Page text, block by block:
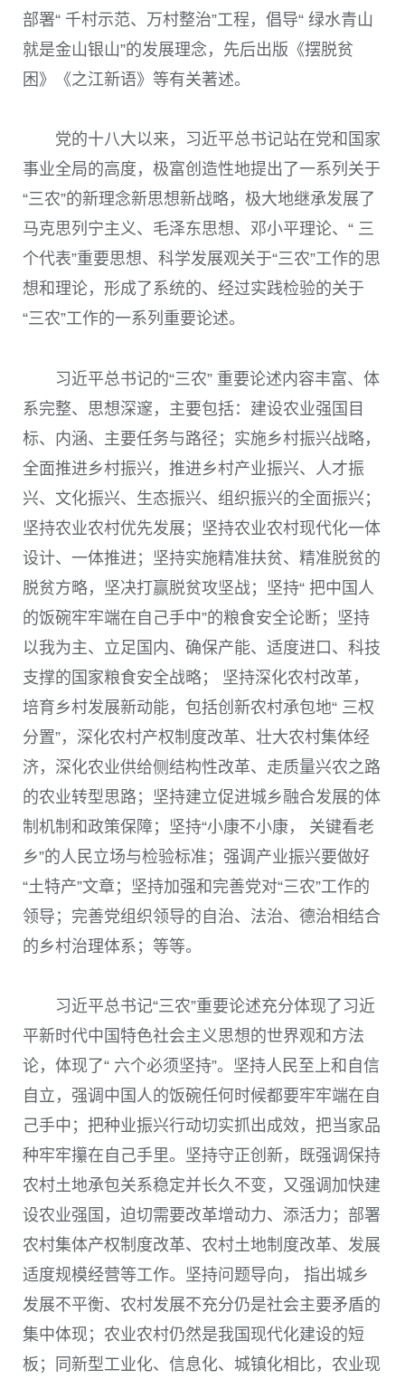
部署“ 千村示范、万村整治”工程，倡导“ 绿水青山
就是金山银山”的发展理念，先后出版《摆脱贫
困》《之江新语》等有关著述。
党的十八大以来，习近平总书记站在党和国家
事业全局的高度，极富创造性地提出了一系列关于
“三农”的新理念新思想新战略，极大地继承发展了
马克思列宁主义、毛泽东思想、邓小平理论、“ 三
个代表”重要思想、科学发展观关于“三农”工作的思
想和理论，形成了系统的、经过实践检验的关于
“三农”工作的一系列重要论述。
习近平总书记的“三农” 重要论述内容丰富、体
系完整、思想深邃，主要包括：建设农业强国目
标、内涵、主要任务与路径；实施乡村振兴战略，
全面推进乡村振兴，推进乡村产业振兴、人才振
兴、文化振兴、生态振兴、组织振兴的全面振兴；
坚持农业农村优先发展；坚持农业农村现代化一体
设计、一体推进；坚持实施精准扶贫、精准脱贫的
脱贫方略，坚决打赢脱贫攻坚战；坚持“ 把中国人
的饭碗牢牢端在自己手中”的粮食安全论断；坚持
以我为主、立足国内、确保产能、适度进口、科技
支撑的国家粮食安全战略； 坚持深化农村改革，
培育乡村发展新动能，包括创新农村承包地“ 三权
分置”，深化农村产权制度改革、壮大农村集体经
济，深化农业供给侧结构性改革、走质量兴农之路
的农业转型思路；坚持建立促进城乡融合发展的体
制机制和政策保障；坚持“小康不小康， 关键看老
乡”的人民立场与检验标准；强调产业振兴要做好
“土特产”文章；坚持加强和完善党对“三农”工作的
领导；完善党组织领导的自治、法治、德治相结合
的乡村治理体系；等等。
习近平总书记“三农”重要论述充分体现了习近
平新时代中国特色社会主义思想的世界观和方法
论，体现了“ 六个必须坚持”。坚持人民至上和自信
自立，强调中国人的饭碗任何时候都要牢牢端在自
己手中；把种业振兴行动切实抓出成效，把当家品
种牢牢攥在自己手里。坚持守正创新，既强调保持
农村土地承包关系稳定并长久不变，又强调加快建
设农业强国，迫切需要改革增动力、添活力；部署
农村集体产权制度改革、农村土地制度改革、发展
适度规模经营等工作。坚持问题导向， 指出城乡
发展不平衡、农村发展不充分仍是社会主要矛盾的
集中体现；农业农村仍然是我国现代化建设的短
板；同新型工业化、信息化、城镇化相比，农业现